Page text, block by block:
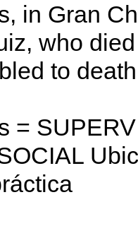
in Gran
who
to
=